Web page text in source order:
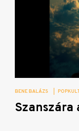
BENE BALÁZS
Szanszára